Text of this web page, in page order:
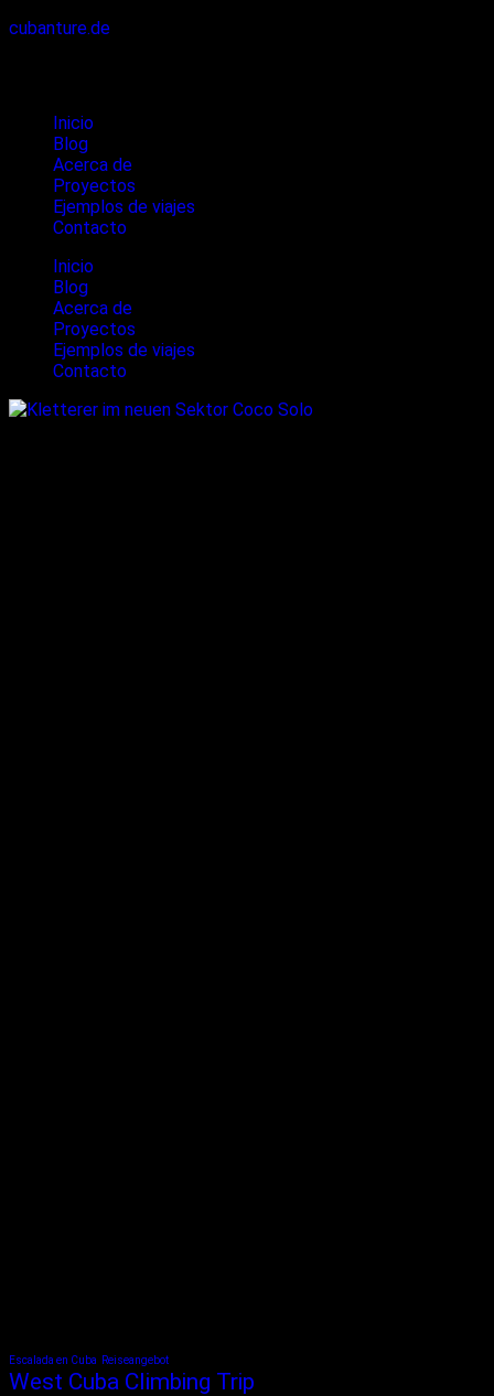
cubanture.de
Inicio
Blog
Acerca de
Proyectos
Ejemplos de viajes
Contacto
Inicio
Blog
Acerca de
Proyectos
Ejemplos de viajes
Contacto
Escalada en Cuba Reiseangebot
West Cuba Climbing Trip